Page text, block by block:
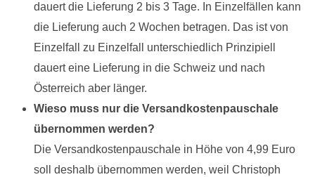
dauert die Lieferung 2 bis 3 Tage. In Einzelfällen kann
die Lieferung auch 2 Wochen betragen. Das ist von
Einzelfall zu Einzelfall unterschiedlich Prinzipiell
dauert eine Lieferung in die Schweiz und nach
Österreich aber länger.
Wieso muss nur die Versandkostenpauschale
übernommen werden?
Die Versandkostenpauschale in Höhe von 4,99 Euro
soll deshalb übernommen werden, weil Christoph